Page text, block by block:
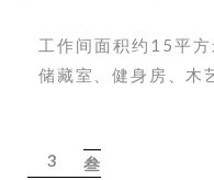
工作间面积约15平
储藏室、健身房、木
3 叁